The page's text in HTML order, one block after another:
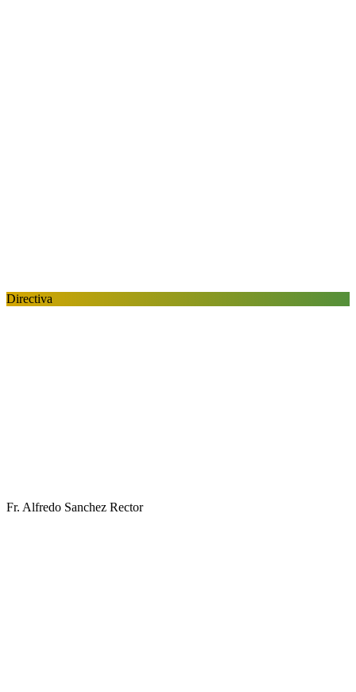
Directiva
Fr. Alfredo Sanchez Rector